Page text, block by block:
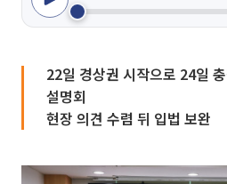
22일 경상권 시작으로 24일
설명회
현장 의견 수렴 뒤 입법 보완